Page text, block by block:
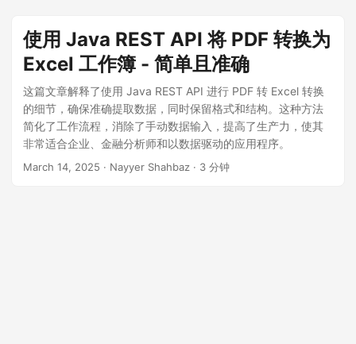
n
使用 Java REST API 将 PDF 转换为
Excel 工作簿 - 简单且准确
这篇文章解释了使用 Java REST API 进行 PDF 转 Excel 转换
的细节，确保准确提取数据，同时保留格式和结构。这种方法
简化了工作流程，消除了手动数据输入，提高了生产力，使其
非常适合企业、金融分析师和以数据驱动的应用程序。
March 14, 2025 · Nayyer Shahbaz · 3 分钟